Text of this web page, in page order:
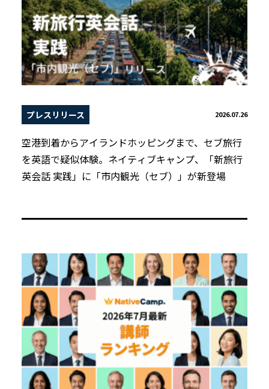
プレスリリース 2026.07.26
空港到着からアイランドホッピングまで、セブ旅行
を英語で疑似体験。ネイティブキャンプ、「新旅行
英会話 実践」に「市内観光（セブ）」が新登場